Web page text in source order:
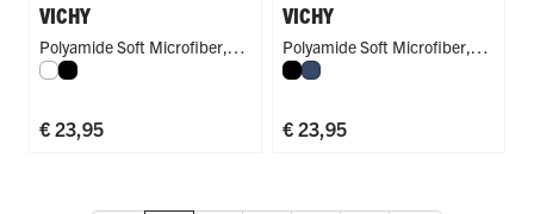
VICHY
Polyamide Soft Microfiber,
Extra Lang
WitZwart
€ 23,95
VICHY
Polyamide Soft Microfiber,
Beide Kanten Draagbaar
ZwartDonkerblauw
€ 23,95